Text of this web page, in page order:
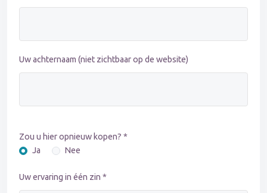
Uw achternaam (niet zichtbaar op de website)
Zou u hier opnieuw kopen? *
Ja
Nee
Uw ervaring in één zin *